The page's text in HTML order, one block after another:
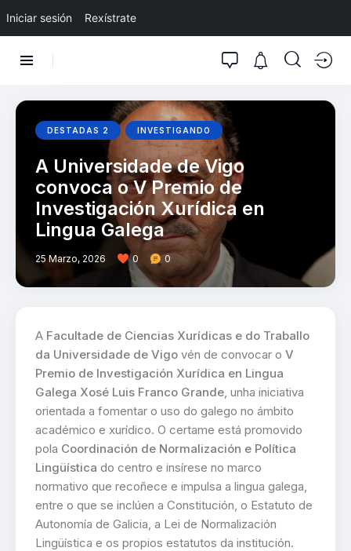
Iniciar sesión Rexístrate
DESTADAS 2 INVESTIGANDO
A Universidade de Vigo
convoca o V Premio de
Investigación Xurídica en
Lingua Galega
25 Marzo, 2026 0 0
A Facultade de Ciencias Xurídicas e do Traballo
da Universidade de Vigo vén de convocar o V
Premio de Investigación Xurídica en Lingua
Galega Xosé Luis Franco Grande , unha iniciativa
orientada a fomentar o uso do galego no ámbito
académico e xurídico. O certame está promovido
pola Coordinación de Normalización e Política
Lingüística do centro e insírese no marco
normativo que recoñece e impulsa a lingua galega,
entre o que se inclúen a Constitución, o Estatuto de
Autonomía de Galicia, a Lei de Normalización
Lingüística e os propios estatutos da institución.